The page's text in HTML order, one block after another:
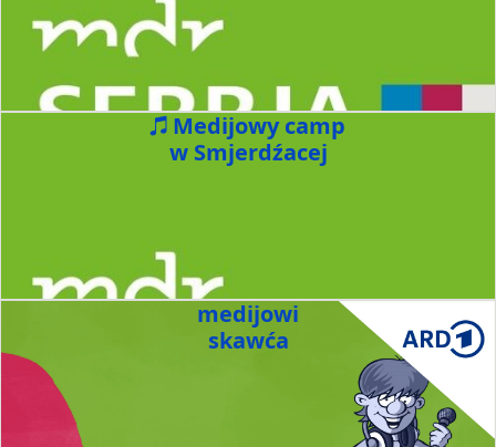
Medijowy camp
w Smjerdźacej
medijowi
skawća